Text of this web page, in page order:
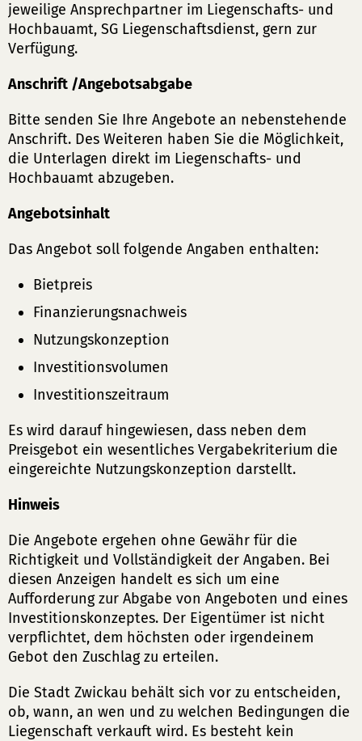
jeweilige Ansprechpartner im Liegenschafts- und
Hochbauamt, SG Liegenschaftsdienst, gern zur
Verfügung.
Anschrift /Angebotsabgabe
Bitte senden Sie Ihre Angebote an nebenstehende
Anschrift. Des Weiteren haben Sie die Möglichkeit,
die Unterlagen direkt im Liegenschafts- und
Hochbauamt abzugeben.
Angebotsinhalt
Das Angebot soll folgende Angaben enthalten:
Bietpreis
Finanzierungsnachweis
Nutzungskonzeption
Investitionsvolumen
Investitionszeitraum
Es wird darauf hingewiesen, dass neben dem
Preisgebot ein wesentliches Vergabekriterium die
eingereichte Nutzungskonzeption darstellt.
Hinweis
Die Angebote ergehen ohne Gewähr für die
Richtigkeit und Vollständigkeit der Angaben. Bei
diesen Anzeigen handelt es sich um eine
Aufforderung zur Abgabe von Angeboten und eines
Investitionskonzeptes. Der Eigentümer ist nicht
verpflichtet, dem höchsten oder irgendeinem
Gebot den Zuschlag zu erteilen.
Die Stadt Zwickau behält sich vor zu entscheiden,
ob, wann, an wen und zu welchen Bedingungen die
Liegenschaft verkauft wird. Es besteht kein